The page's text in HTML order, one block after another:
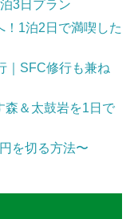
3日プラン
！1泊2日で満喫した
｜SFC修行も兼ね
森＆太鼓岩を1日で
を切る方法〜